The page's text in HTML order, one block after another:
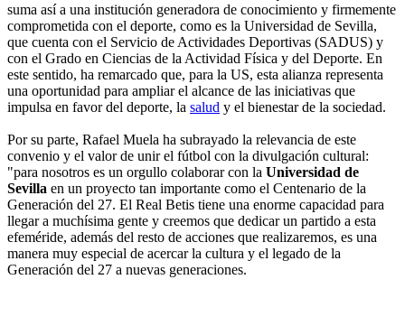
suma así a una institución generadora de conocimiento y firmemente
comprometida con el deporte, como es la Universidad de Sevilla,
que cuenta con el Servicio de Actividades Deportivas (SADUS) y
con el Grado en Ciencias de la Actividad Física y del Deporte. En
este sentido, ha remarcado que, para la US, esta alianza representa
una oportunidad para ampliar el alcance de las iniciativas que
impulsa en favor del deporte, la salud y el bienestar de la sociedad.
Por su parte, Rafael Muela ha subrayado la relevancia de este
convenio y el valor de unir el fútbol con la divulgación cultural:
"para nosotros es un orgullo colaborar con la Universidad de
Sevilla en un proyecto tan importante como el Centenario de la
Generación del 27. El Real Betis tiene una enorme capacidad para
llegar a muchísima gente y creemos que dedicar un partido a esta
efeméride, además del resto de acciones que realizaremos, es una
manera muy especial de acercar la cultura y el legado de la
Generación del 27 a nuevas generaciones.